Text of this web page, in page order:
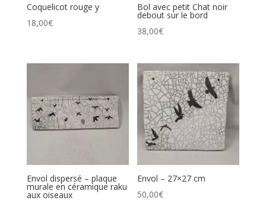
Coquelicot rouge y
18,00€
Bol avec petit Chat noir
debout sur le bord
38,00€
Envol dispersé – plaque
murale en céramique raku
aux oiseaux
Envol – 27×27 cm
50,00€